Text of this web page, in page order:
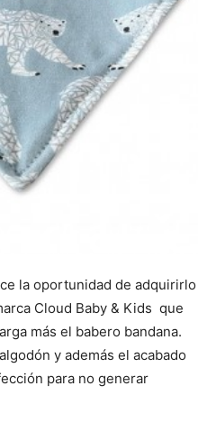
la oportunidad de adquirirlo
Cloud Baby & Kids que
más el babero bandana.
y además el acabado
para no generar